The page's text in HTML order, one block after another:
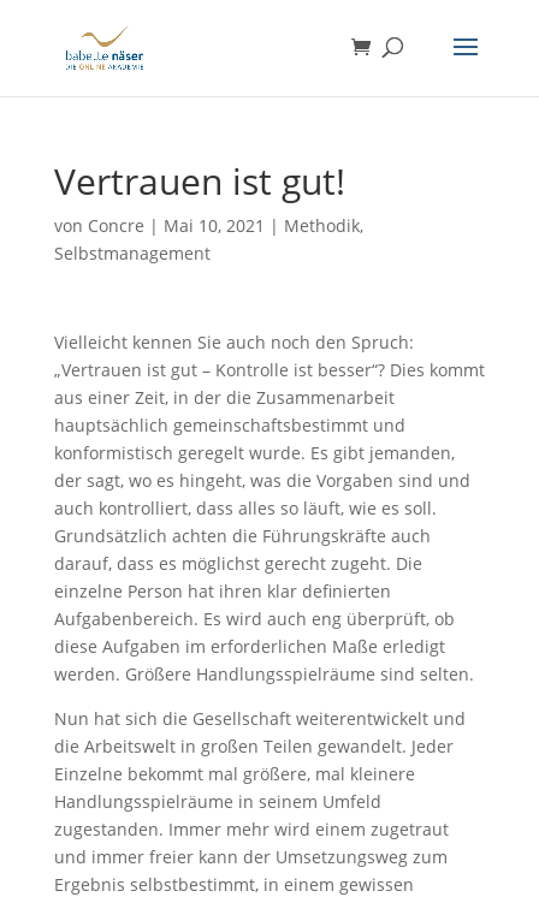
Vertrauen ist gut!
von Concre | Mai 10, 2021 | Methodik,
Selbstmanagement
Vielleicht kennen Sie auch noch den Spruch:
„Vertrauen ist gut – Kontrolle ist besser“? Dies kommt
aus einer Zeit, in der die Zusammenarbeit
hauptsächlich gemeinschaftsbestimmt und
konformistisch geregelt wurde. Es gibt jemanden,
der sagt, wo es hingeht, was die Vorgaben sind und
auch kontrolliert, dass alles so läuft, wie es soll.
Grundsätzlich achten die Führungskräfte auch
darauf, dass es möglichst gerecht zugeht. Die
einzelne Person hat ihren klar definierten
Aufgabenbereich. Es wird auch eng überprüft, ob
diese Aufgaben im erforderlichen Maße erledigt
werden. Größere Handlungsspielräume sind selten.
Nun hat sich die Gesellschaft weiterentwickelt und
die Arbeitswelt in großen Teilen gewandelt. Jeder
Einzelne bekommt mal größere, mal kleinere
Handlungsspielräume in seinem Umfeld
zugestanden. Immer mehr wird einem zugetraut
und immer freier kann der Umsetzungsweg zum
Ergebnis selbstbestimmt, in einem gewissen